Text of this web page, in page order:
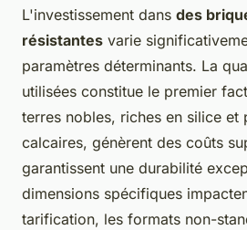
L'investissement dans des
résistantes varie
paramètres déterminants. La
utilisées constitue le premier
terres nobles, riches en silice et
calcaires, génèrent des coûts
garantissent une durabilité
dimensions spécifiques
tarification, les formats non-